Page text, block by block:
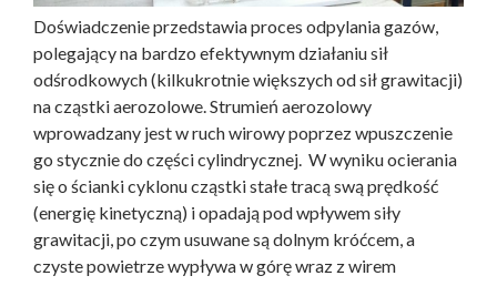
Doświadczenie przedstawia proces odpylania gazów,
polegający na bardzo efektywnym działaniu sił
odśrodkowych (kilkukrotnie większych od sił grawitacji)
na cząstki aerozolowe. Strumień aerozolowy
wprowadzany jest w ruch wirowy poprzez wpuszczenie
go stycznie do części cylindrycznej. W wyniku ocierania
się o ścianki cyklonu cząstki stałe tracą swą prędkość
(energię kinetyczną) i opadają pod wpływem siły
grawitacji, po czym usuwane są dolnym króćcem, a
czyste powietrze wypływa w górę wraz z wirem